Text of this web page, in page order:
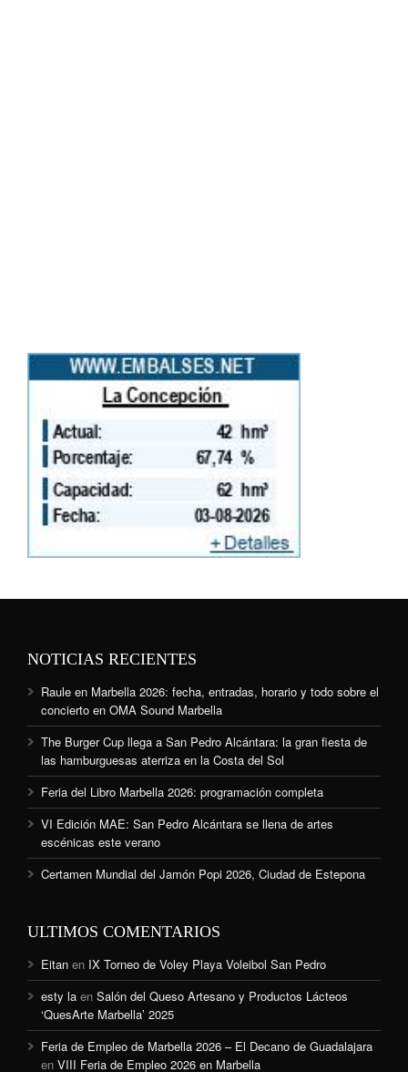
NOTICIAS RECIENTES
Raule en Marbella 2026: fecha, entradas, horario y todo sobre el
concierto en OMA Sound Marbella
The Burger Cup llega a San Pedro Alcántara: la gran fiesta de
las hamburguesas aterriza en la Costa del Sol
Feria del Libro Marbella 2026: programación completa
VI Edición MAE: San Pedro Alcántara se llena de artes
escénicas este verano
Certamen Mundial del Jamón Popi 2026, Ciudad de Estepona
ULTIMOS COMENTARIOS
Eitan en IX Torneo de Voley Playa Voleibol San Pedro
esty la en Salón del Queso Artesano y Productos Lácteos
‘QuesArte Marbella’ 2025
Feria de Empleo de Marbella 2026 – El Decano de Guadalajara
en VIII Feria de Empleo 2026 en Marbella